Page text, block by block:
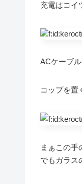
充電はコイ
ACケーブ
コップを置
まぁこの手
でもガラス